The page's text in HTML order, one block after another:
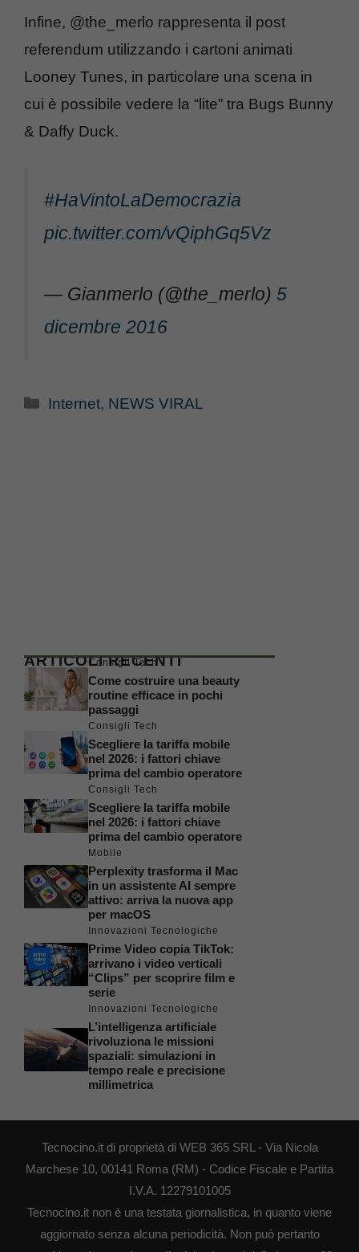
Infine, @the_merlo rappresenta il post
referendum utilizzando i cartoni animati
Looney Tunes, in particolare una scena in
cui è possibile vedere la “lite” tra Bugs Bunny
& Daffy Duck.
#HaVintoLaDemocrazia
pic.twitter.com/vQiphGq5Vz
— Gianmerlo (@the_merlo) 5
dicembre 2016
Categorie
Internet, NEWS VIRAL
ARTICOLI RECENTI
Consigli Tech
Come costruire una beauty
routine efficace in pochi
passaggi
Consigli Tech
Scegliere la tariffa mobile
nel 2026: i fattori chiave
prima del cambio operatore
Consigli Tech
Scegliere la tariffa mobile
nel 2026: i fattori chiave
prima del cambio operatore
Mobile
Perplexity trasforma il Mac
in un assistente AI sempre
attivo: arriva la nuova app
per macOS
Innovazioni Tecnologiche
Prime Video copia TikTok:
arrivano i video verticali
“Clips” per scoprire film e
serie
Innovazioni Tecnologiche
L’intelligenza artificiale
rivoluziona le missioni
spaziali: simulazioni in
tempo reale e precisione
millimetrica
Tecnocino.it di proprietà di WEB 365 SRL - Via Nicola
Marchese 10, 00141 Roma (RM) - Codice Fiscale e Partita
I.V.A. 12279101005
Tecnocino.it non è una testata giornalistica, in quanto viene
aggiornato senza alcuna periodicità. Non può pertanto